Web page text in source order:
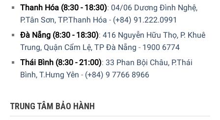
Dung tích
Thanh Hóa (8:30 - 18:30): 04/06 Dương Đình Nghệ,
P.Tân Sơn, TP.Thanh Hóa - (+84) 91.222.0991
Đà Nẵng (8:30 - 18:30): 416 Nguyễn Hữu Thọ, P. Khuê
Trung, Quận Cẩm Lệ, TP Đà Nẵng - 1900 6774
Thái Bình (8:30 - 21:00): 33 Phan Bội Châu, P.Thái
Bình, T.Hưng Yên - (+84) 9 7766 8966
TRUNG TÂM BẢO HÀNH